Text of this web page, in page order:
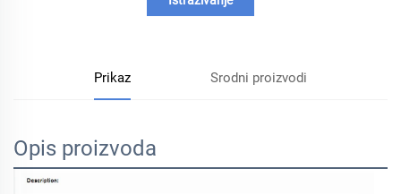
Prikaz Srodni proizvodi
Opis proizvoda